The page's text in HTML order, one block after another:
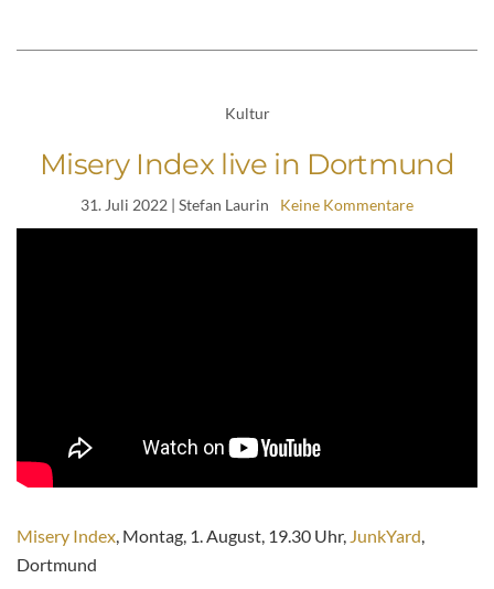
Kultur
Misery Index live in Dortmund
31. Juli 2022 | Stefan Laurin Keine Kommentare
Misery Index , Montag, 1. August, 19.30 Uhr, JunkYard
Dortmund